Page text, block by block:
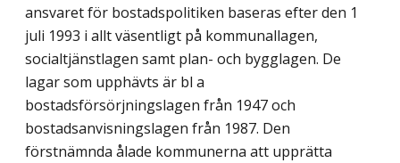
ansvaret för bostadspolitiken baseras efter den 1
juli 1993 i allt väsentligt på kommunallagen,
socialtjänstlagen samt plan- och bygglagen. De
lagar som upphävts är bl a
bostadsförsörjningslagen från 1947 och
bostadsanvisningslagen från 1987. Den
förstnämnda ålade kommunerna att upprätta